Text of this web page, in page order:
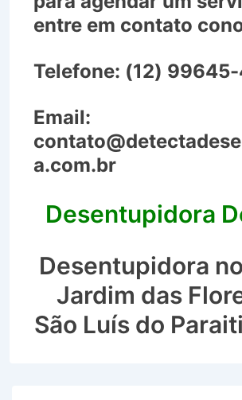
entre em contato
Telefone: (12)
Email:
a.com.br
Desentupidora
Desentupidora
Jardim das
São Luís do